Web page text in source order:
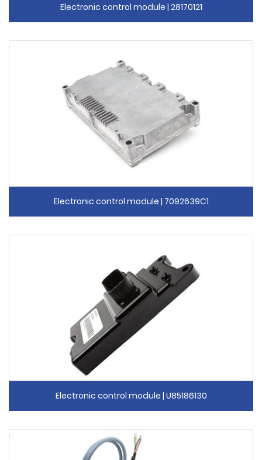
Electronic control module | 28170121
Electronic control module | 7092639C1
Electronic control module | U85186130